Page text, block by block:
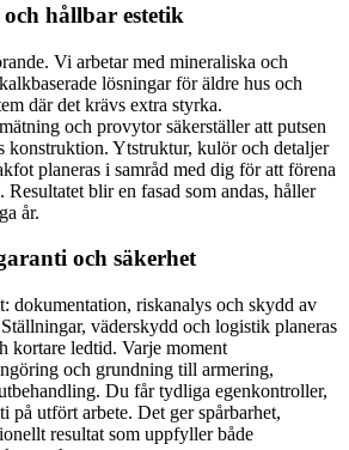
hållbar estetik
Vi arbetar med mineraliska och
lösningar för äldre hus och
där det krävs extra styrka.
och provytor säkerställer att putsen
konstruktion. Ytstruktur, kulör och detaljer
planeras i samråd med dig för att förena
blir en fasad som andas, håller
år.
och säkerhet
dokumentation, riskanalys och skydd av
väderskydd och logistik planeras
kortare ledtid. Varje moment
och grundning till armering,
Du får tydliga egenkontroller,
på utfört arbete. Det ger spårbarhet,
resultat som uppfyller både